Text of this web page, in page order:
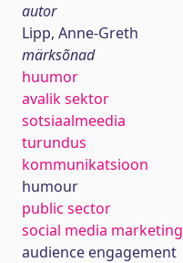
autor
Lipp, Anne-Greth
märksõnad
huumor
avalik sektor
sotsiaalmeedia
turundus
kommunikatsioon
humour
public sector
social media marketing
audience engagement